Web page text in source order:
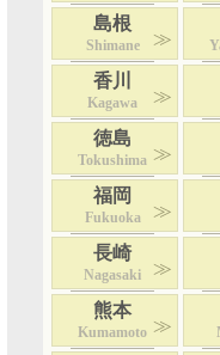
島根
Shimane
香川
Kagawa
徳島
Tokushima
福岡
Fukuoka
長崎
Nagasaki
熊本
Kumamoto